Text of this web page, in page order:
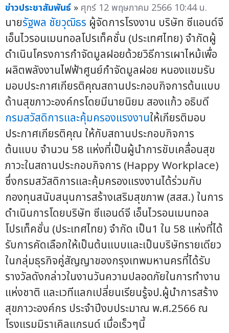
ข่าวประชาสัมพันธ์ » ศุกร์ 12 พฤษภาคม 2566 10:44 น.
นายรัฐพล ชัยวุฒิธร ผู้จัดการโรงงาน บริษัท ซีแอนด์จี
เอ็นไวรอนเมนทอลโปรเท็คชั่น (ประเทศไทย) จำกัดผู้
ดำเนินโครงการกำจัดมูลฝอยด้วยวิธีการเผาไหม้เพื่อ
ผลิตพลังงานไฟฟ้าศูนย์กำจัดมูลฝอย หนองแขมรับ
มอบประกาศเกียรติคุณสถานประกอบกิจการต้นแบบ
ด้านสุขภาวะองค์กรโดยมีนายนิยม สองแก้ว อธิบดี
กรมสวัสดิการและคุ้มครองแรงงานให้เกียรติมอบ
ประกาศเกียรติคุณ ให้กับสถานประกอบกิจการ
ต้นแบบ จำนวน 58 แห่งที่เป็นผู้นำการขับเคลื่อนสุข
ภาวะในสถานประกอบกิจการ (Happy Workplace)
ซึ่งกรมสวัสดิการและคุ้มครองแรงงานได้ร่วมกับ
กองทุนสนับสนุนการสร้างเสริมสุขภาพ (สสส.) ในการ
ดำเนินการโดยบริษัท ซีแอนด์จี เอ็นไวรอนเมนทอล
โปรเท็คชั่น (ประเทศไทย) จำกัด เป็น1 ใน 58 แห่งที่ได้
รับการคัดเลือกให้เป็นต้นแบบและเป็นบริษัทรายเดียว
ในกลุ่มธุรกิจคู่สัญญาของกรุงเทพมหานครที่ได้รับ
รางวัลดังกล่าวในงานวันความปลอดภัยในการทำงาน
แห่งชาติ และเวทีแลกเปลี่ยนเรียนรู้จป.ผู้นำการสร้าง
สุขภาวะองค์กร ประจำปีงบประมาณ พ.ศ.2566 ณ
โรงแรมมิราเคิลแกรนด์ เมื่อเร็วๆนี้